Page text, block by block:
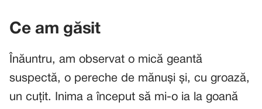
Ce am găsit
Înăuntru, am observat o mică geantă
suspectă, o pereche de mănuși și, cu groază,
un cuțit. Inima a început să mi-o ia la goană